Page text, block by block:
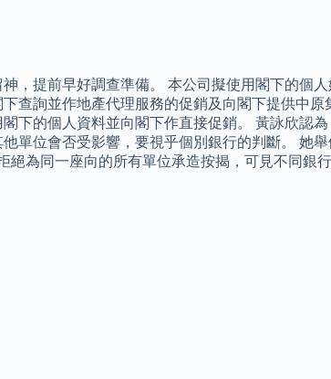
，提前早好調查準備。 本公司擬使用閣下的個
查詢並作地產代理服務的促銷及向閣下提供中原
下的個人資料並向閣下作直接促銷。 黃詠欣認
單位會否受影響，要視乎個別銀行的判斷。 她舉
絕為同一座向的所有單位承造按揭，可見不同銀